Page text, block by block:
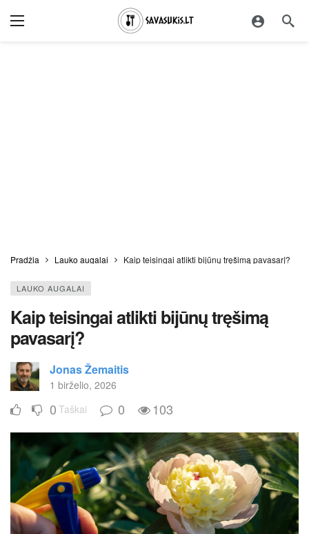
Pradžia Lauko augalai Kaip teisingai atlikti bijūnų tręšimą pavasarį?
LAUKO AUGALAI
Kaip teisingai atlikti bijūnų tręšimą
pavasarį?
Jonas Žemaitis
1 birželio, 2026
0 Taškai 0 103